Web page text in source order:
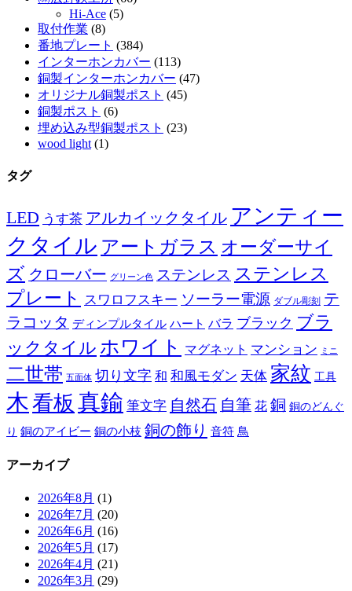
Hi-Ace (5)
取付作業 (8)
番地プレート (384)
インターホンカバー (113)
銅製インターホンカバー (47)
オリジナル銅製ポスト (45)
銅製ポスト (6)
埋め込み型銅製ポスト (23)
wood light (1)
タグ
LED うす茶 アルカイックタイル アンティー
クタイル アートガラス オーダーサイ
ズ クローバー グリーン色 ステンレス ステンレス
プレート スワロフスキー ソーラー電源 ダブル彫刻 テ
ラコッタ ディンプルタイル ハート バラ ブラック ブラ
ックタイル ホワイト マグネット マンション ミニ
二世帯 五面体 切り文字 和 和風モダン 天体 家紋 工具
木看板 真鍮 筆文字 自然石 自筆 花 銅 銅のどんぐ
り 銅のアイビー 銅の小枝 銅の飾り 音符 鳥
アーカイブ
2026年8月 (1)
2026年7月 (20)
2026年6月 (16)
2026年5月 (17)
2026年4月 (21)
2026年3月 (29)